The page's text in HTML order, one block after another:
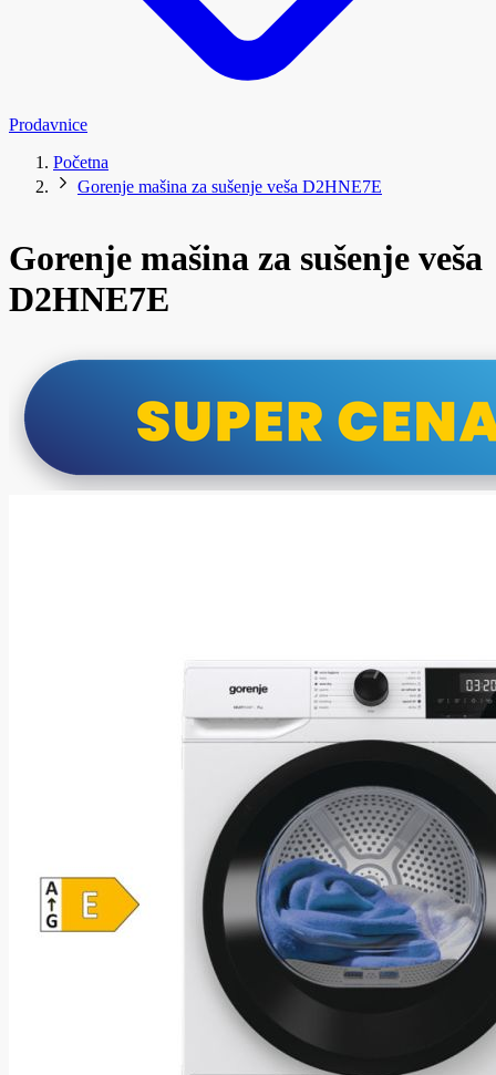
Prodavnice
Početna
Gorenje mašina za sušenje veša D2HNE7E
Gorenje mašina za sušenje veša
D2HNE7E